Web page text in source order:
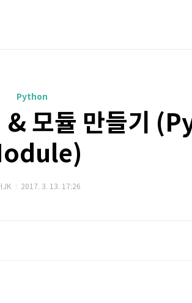
Python
& 모듈 만들기
JK 2017. 3. 13. 17:26